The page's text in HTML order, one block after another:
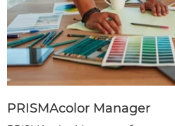
PRISMAcolor Manager